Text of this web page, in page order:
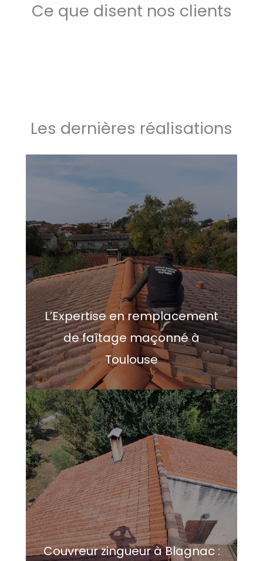
Ce que disent nos clients
Les dernières réalisations
L’Expertise en remplacement
de faîtage maçonné à
Toulouse
Couvreur zingueur à Blagnac :